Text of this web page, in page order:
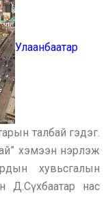
Улаанбаатар
талбай гэдэг.
хэмээн нэрлэж
хувьсгалын
Д.Сүхбаатар нас